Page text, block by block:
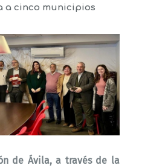
a cinco municipios
de Ávila, a través de la